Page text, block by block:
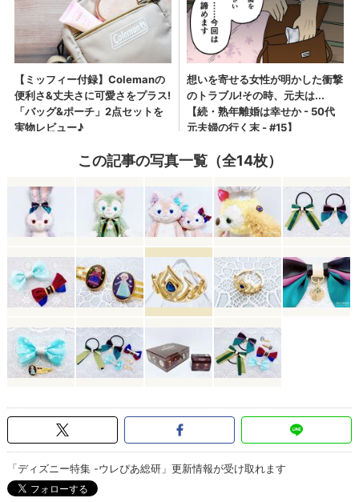
この記事の写真一覧（全14枚）
「ディズニー特集 -ウレぴあ総研」更新情報が受け取れます